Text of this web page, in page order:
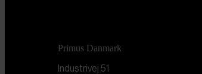
Primus Danmark
Industrivej 51